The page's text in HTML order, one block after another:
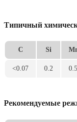
Типичный
C Si
<0.07 0.2 0.5
Рекомендуемые